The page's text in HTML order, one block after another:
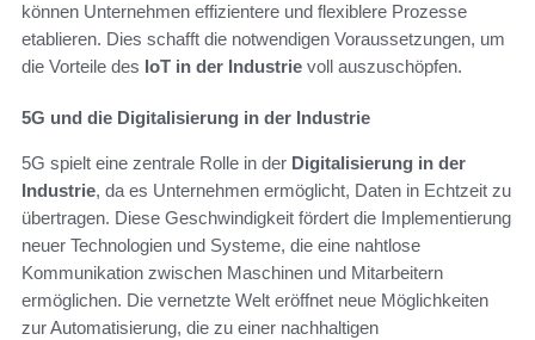
können Unternehmen effizientere und flexiblere Prozesse
etablieren. Dies schafft die notwendigen Voraussetzungen, um
die Vorteile des IoT in der Industrie voll auszuschöpfen.
5G und die Digitalisierung in der Industrie
5G spielt eine zentrale Rolle in der Digitalisierung in der
Industrie, da es Unternehmen ermöglicht, Daten in Echtzeit zu
übertragen. Diese Geschwindigkeit fördert die Implementierung
neuer Technologien und Systeme, die eine nahtlose
Kommunikation zwischen Maschinen und Mitarbeitern
ermöglichen. Die vernetzte Welt eröffnet neue Möglichkeiten
zur Automatisierung, die zu einer nachhaltigen